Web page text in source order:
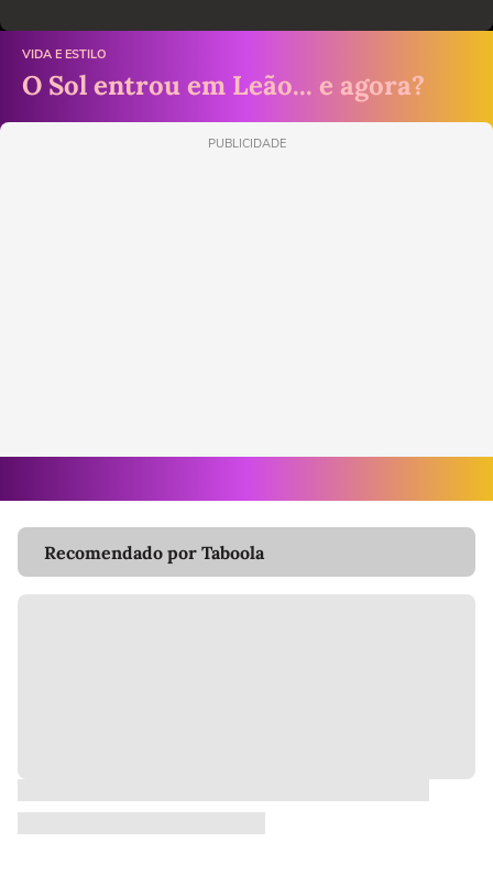
VIDA E ESTILO
O Sol entrou em Leão... e agora?
PUBLICIDADE
Recomendado por Taboola